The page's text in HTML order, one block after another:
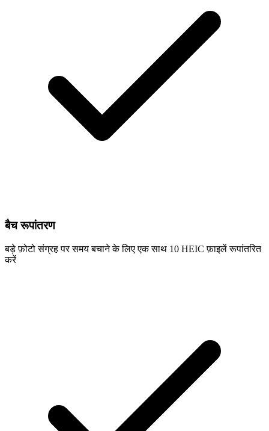
बैच रूपांतरण
बड़े फ़ोटो संग्रह पर समय बचाने के लिए एक साथ 10 HEIC फ़ाइलें रूपांतरित
करें